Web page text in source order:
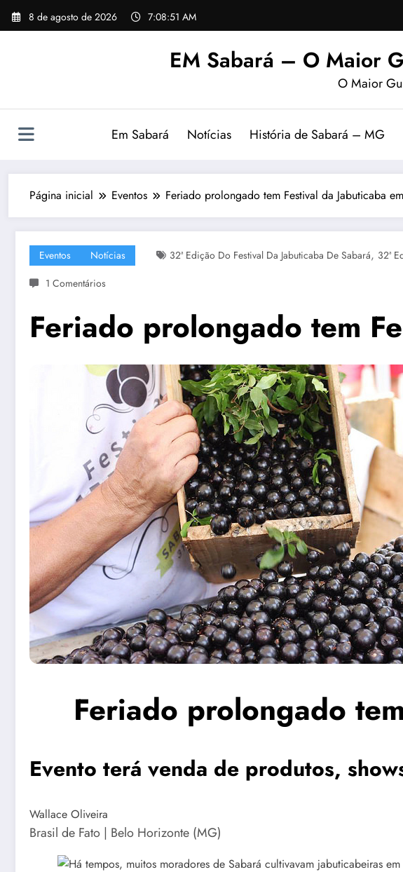
Pular
para
8 de agosto de 2026 7:08:52 AM
EM Sabará – O Maior
O Maior
Em Sabará Notícias História de Sabará – MG
Página inicial Eventos Feriado prolongado tem Festival da Jabuticaba
Eventos Notícias 32ª Edição Do Festival Da Jabuticaba De Sabará, 32ª
1 Comentários
Feriado prolongado tem
Feriado prolongado
Evento terá venda de produtos,
Wallace Oliveira
Brasil de Fato | Belo Horizonte (MG)